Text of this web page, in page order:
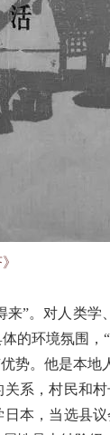
来”。对人类
的环境氛围，
势。他是本
系，村民和
本，当选县